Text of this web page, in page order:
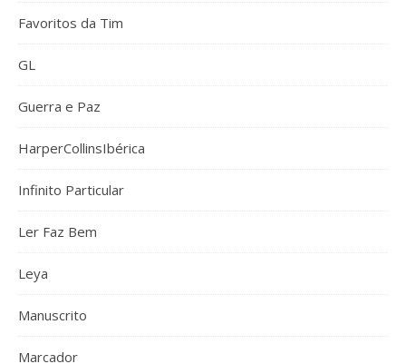
Favoritos da Tim
GL
Guerra e Paz
HarperCollinsIbérica
Infinito Particular
Ler Faz Bem
Leya
Manuscrito
Marcador